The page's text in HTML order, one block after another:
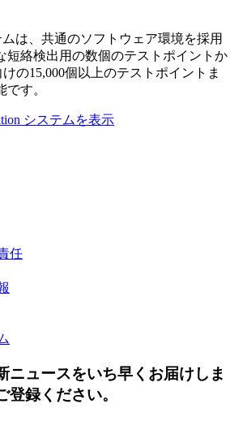
ムは、共通のソフトウェア環境を採用
短絡検出用の数個のテストポイントか
の15,000個以上のテストポイントま
す。
システムを表示
任
ニュースをいち早くお届けしま
録ください。